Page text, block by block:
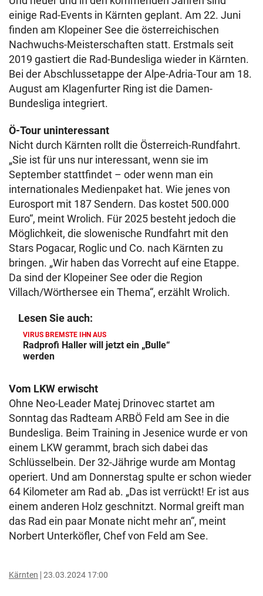
einige Rad-Events in Kärnten geplant. Am 22. Juni
finden am Klopeiner See die österreichischen
Nachwuchs-Meisterschaften statt. Erstmals seit
2019 gastiert die Rad-Bundesliga wieder in Kärnten.
Bei der Abschlussetappe der Alpe-Adria-Tour am 18.
August am Klagenfurter Ring ist die Damen-
Bundesliga integriert.
Ö-Tour uninteressant
Nicht durch Kärnten rollt die Österreich-Rundfahrt.
„Sie ist für uns nur interessant, wenn sie im
September stattfindet – oder wenn man ein
internationales Medienpaket hat. Wie jenes von
Eurosport mit 187 Sendern. Das kostet 500.000
Euro“, meint Wrolich. Für 2025 besteht jedoch die
Möglichkeit, die slowenische Rundfahrt mit den
Stars Pogacar, Roglic und Co. nach Kärnten zu
bringen. „Wir haben das Vorrecht auf eine Etappe.
Da sind der Klopeiner See oder die Region
Villach/Wörthersee ein Thema“, erzählt Wrolich.
Lesen Sie auch:
VIRUS BREMSTE IHN AUS
Radprofi Haller will jetzt ein „Bulle“
werden
Vom LKW erwischt
Ohne Neo-Leader Matej Drinovec startet am
Sonntag das Radteam ARBÖ Feld am See in die
Bundesliga. Beim Training in Jesenice wurde er von
einem LKW gerammt, brach sich dabei das
Schlüsselbein. Der 32-Jährige wurde am Montag
operiert. Und am Donnerstag spulte er schon wieder
64 Kilometer am Rad ab. „Das ist verrückt! Er ist aus
einem anderen Holz geschnitzt. Normal greift man
das Rad ein paar Monate nicht mehr an“, meint
Norbert Unterköfler, Chef von Feld am See.
Kärnten 23.03.2024 17:00